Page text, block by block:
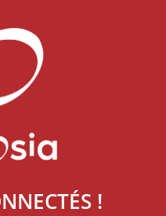
données soient
par et entre, les
!